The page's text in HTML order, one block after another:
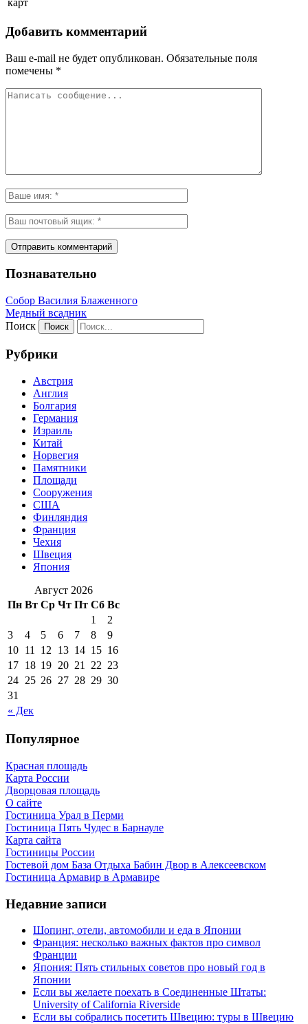
карт
Добавить комментарий
Ваш e-mail не будет опубликован. Обязательные поля
помечены *
Познавательно
Собор Василия Блаженного
Медный всадник
Поиск
Рубрики
Австрия
Англия
Болгария
Германия
Израиль
Китай
Норвегия
Памятники
Площади
Сооружения
США
Финляндия
Франция
Чехия
Швеция
Япония
Август 2026
Пн Вт Ср Чт Пт Сб Вс
« Дек
1
2
3
4 5 6 7 8
9
10 11 12 13 14 15 16
17 18 19 20 21 22 23
24 25 26 27 28 29 30
31
Популярное
Красная площадь
Карта России
Дворцовая площадь
О сайте
Гостиница Урал в Перми
Гостиница Пять Чудес в Барнауле
Карта сайта
Гостиницы России
Гостевой дом База Отдыха Бабин Двор в Алексеевском
Гостиница Армавир в Армавире
Недавние записи
Шопинг, отели, автомобили и еда в Японии
Франция: несколько важных фактов про символ
Франции
Япония: Пять стильных советов про новый год в
Японии
Если вы желаете поехать в Соединенные Штаты:
University of California Riverside
Если вы собрались посетить Швецию: туры в Швецию